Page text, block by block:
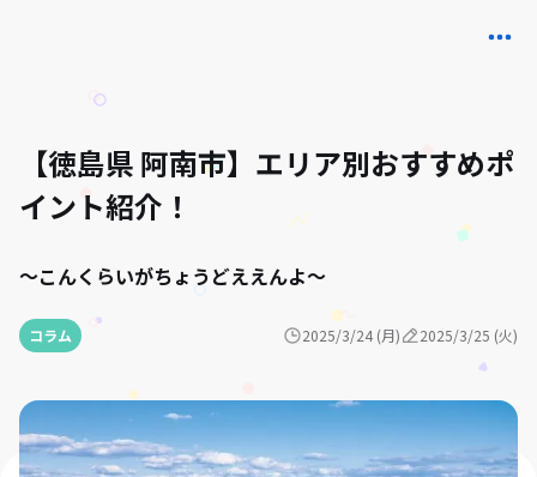
【徳島県 阿南市】エリア別おすすめポ
イント紹介！
～こんくらいがちょうどええんよ～
コラム 2025/3/24 (月) 2025/3/25 (火)